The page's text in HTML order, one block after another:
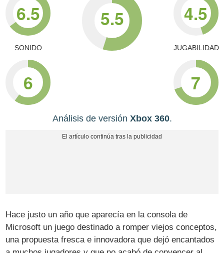
6.5
SONIDO
6
5.5 4.5
JUGABILIDAD
7
Análisis de versión Xbox 360.
Hace justo un año que aparecía en la consola de
Microsoft un juego destinado a romper viejos conceptos,
una propuesta fresca e innovadora que dejó encantados